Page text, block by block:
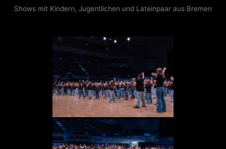
Shows mit Kindern, Jugentlichen und Lateinpaar aus Bremen